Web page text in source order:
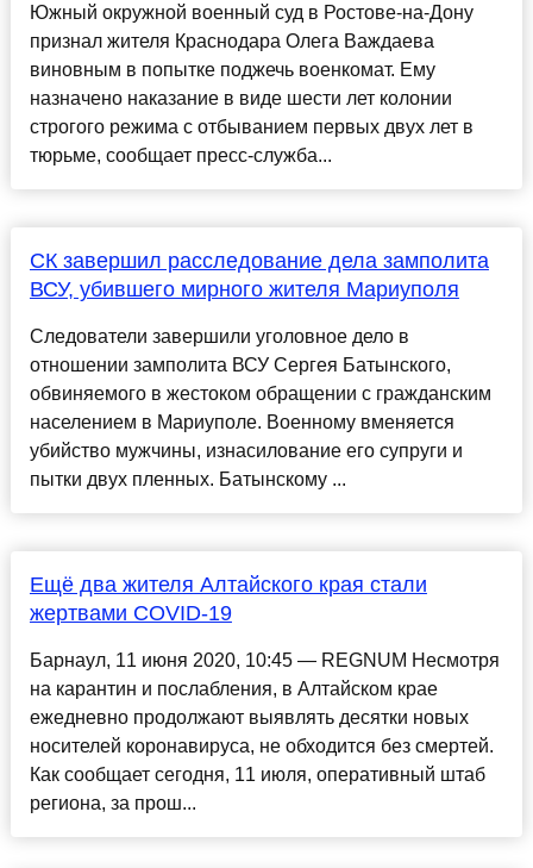
Южный окружной военный суд в Ростове-на-Дону
признал жителя Краснодара Олега Важдаева
виновным в попытке поджечь военкомат. Ему
назначено наказание в виде шести лет колонии
строгого режима с отбыванием первых двух лет в
тюрьме, сообщает пресс-служба...
СК завершил расследование дела замполита
ВСУ, убившего мирного жителя Мариуполя
Следователи завершили уголовное дело в
отношении замполита ВСУ Сергея Батынского,
обвиняемого в жестоком обращении с гражданским
населением в Мариуполе. Военному вменяется
убийство мужчины, изнасилование его супруги и
пытки двух пленных. Батынскому ...
Ещё два жителя Алтайского края стали
жертвами COVID-19
Барнаул, 11 июня 2020, 10:45 — REGNUM Несмотря
на карантин и послабления, в Алтайском крае
ежедневно продолжают выявлять десятки новых
носителей коронавируса, не обходится без смертей.
Как сообщает сегодня, 11 июля, оперативный штаб
региона, за прош...